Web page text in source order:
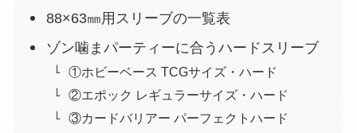
88×63㎜用スリーブの一覧表
ゾン噛まパーティーに合うハードスリーブ
①ホビーベース TCGサイズ・ハード
②エポック レギュラーサイズ・ハード
③カードバリアー パーフェクトハード